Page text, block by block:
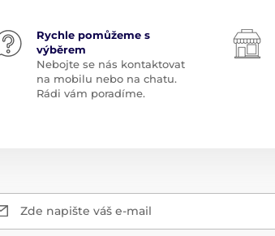
Rychle pomůžeme s
výběrem
Nebojte se nás kontaktovat
na mobilu nebo na chatu.
Rádi vám poradíme.
Zde napište váš e-mail